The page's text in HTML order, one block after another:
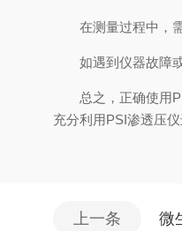
在测量过程中，需
如遇到仪器故障或
总之，正确使用PSI
充分利用PSI渗透压
上一条 微